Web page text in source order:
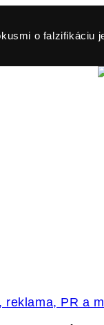
o falzifikáciu
PR a